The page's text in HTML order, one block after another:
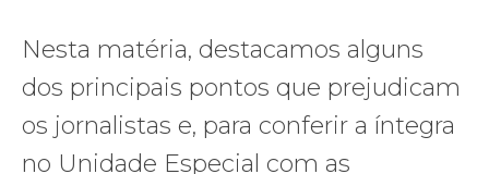
Nesta matéria, destacamos alguns
dos principais pontos que prejudicam
os jornalistas e, para conferir a íntegra
no Unidade Especial com as